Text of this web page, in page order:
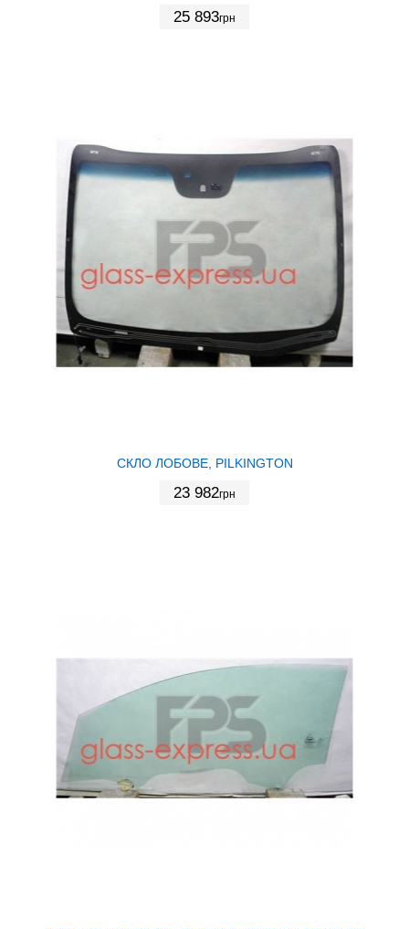
25 893грн
СКЛО ЛОБОВЕ, PILKINGTON
23 982грн